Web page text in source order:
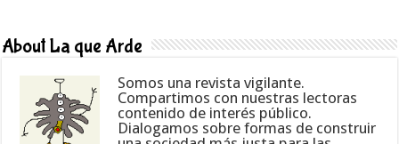
About La que Arde
Somos una revista vigilante.
Compartimos con nuestras lectoras
contenido de interés público.
Dialogamos sobre formas de construir